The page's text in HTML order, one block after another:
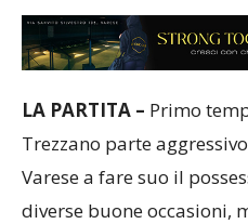
Primo
Trezzano parte
Varese a fare suo il